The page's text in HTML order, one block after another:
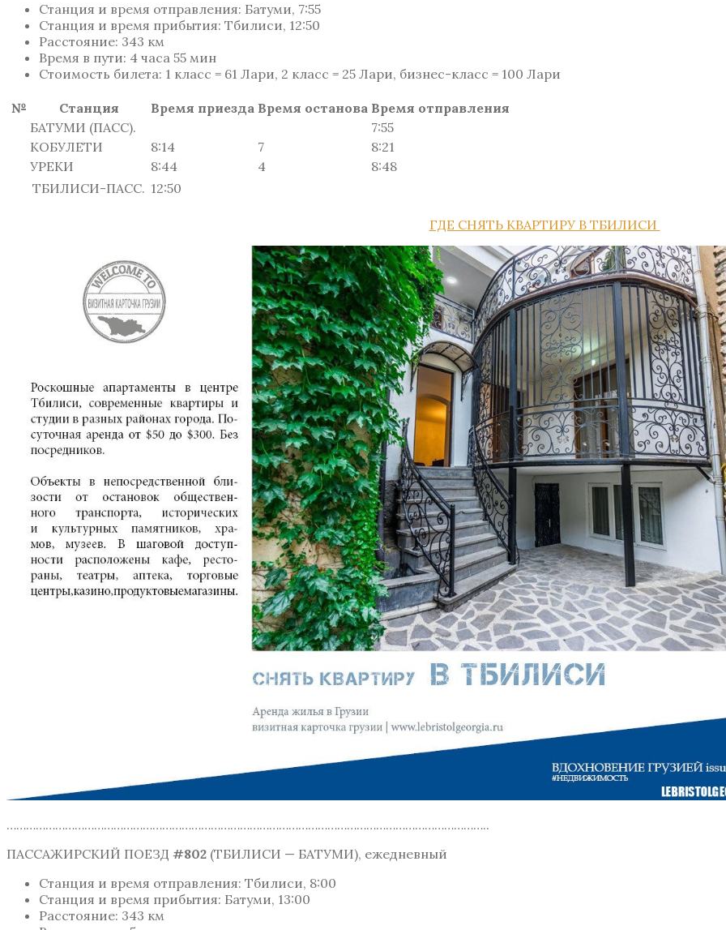
Станция и время отправления: Батуми, 7:55
Станция и время прибытия: Тбилиси, 12:50
Расстояние: 343 км
Время в пути: 4 часа 55 мин
Стоимость билета: 1 класс = 61 Лари, 2 класс = 25 Лари, бизнес-класс = 100 Лари
№ Станция Время приезда Время останова Время отправления
БАТУМИ (ПАСС).
7:55
КОБУЛЕТИ
8:14 7
8:21
УРЕКИ
8:44 4
8:48
ТБИЛИСИ-ПАСС. 12:50
ГДЕ СНЯТЬ КВАРТИРУ В ТБИЛИСИ
…………………………………………………………………………………………………………………………………..
ПАССАЖИРСКИЙ ПОЕЗД #802 (ТБИЛИСИ — БАТУМИ), ежедневный
Станция и время отправления: Тбилиси, 8:00
Станция и время прибытия: Батуми, 13:00
Расстояние: 343 км